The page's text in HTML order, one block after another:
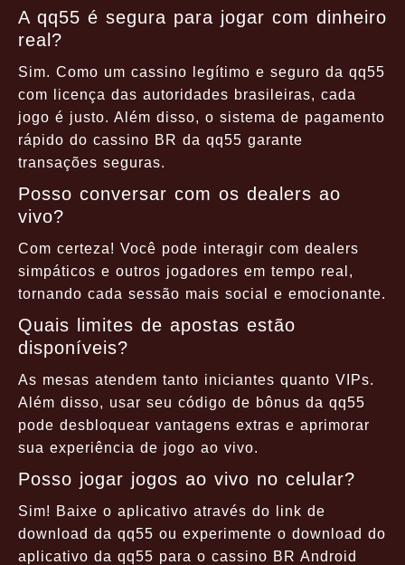
A qq55 é segura para jogar com dinheiro
real?
Sim. Como um cassino legítimo e seguro da qq55
com licença das autoridades brasileiras, cada
jogo é justo. Além disso, o sistema de pagamento
rápido do cassino BR da qq55 garante
transações seguras.
Posso conversar com os dealers ao
vivo?
Com certeza! Você pode interagir com dealers
simpáticos e outros jogadores em tempo real,
tornando cada sessão mais social e emocionante.
Quais limites de apostas estão
disponíveis?
As mesas atendem tanto iniciantes quanto VIPs.
Além disso, usar seu código de bônus da qq55
pode desbloquear vantagens extras e aprimorar
sua experiência de jogo ao vivo.
Posso jogar jogos ao vivo no celular?
Sim! Baixe o aplicativo através do link de
download da qq55 ou experimente o download do
aplicativo da qq55 para o cassino BR Android